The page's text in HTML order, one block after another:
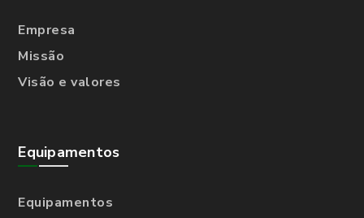
Empresa
Missão
Visão e valores
Equipamentos
Equipamentos